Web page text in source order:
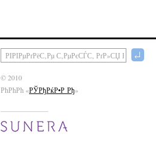
© 2010
РћРћРћ «РЎРђРќР•Р Рђ»